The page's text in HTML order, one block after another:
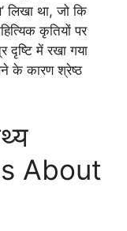
लिखा था, जो कि
कृतियों पर
दृष्टि में रखा गया
के कारण श्रेष्ठ
About